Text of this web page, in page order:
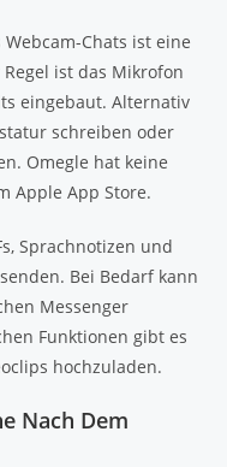
Chats ist eine
ist das Mikrofon
eingebaut. Alternativ
schreiben oder
Omegle hat keine
Apple App Store.
Sprachnotizen und
Bei Bedarf kann
Messenger
Funktionen gibt es
hochzuladen.
Nach Dem